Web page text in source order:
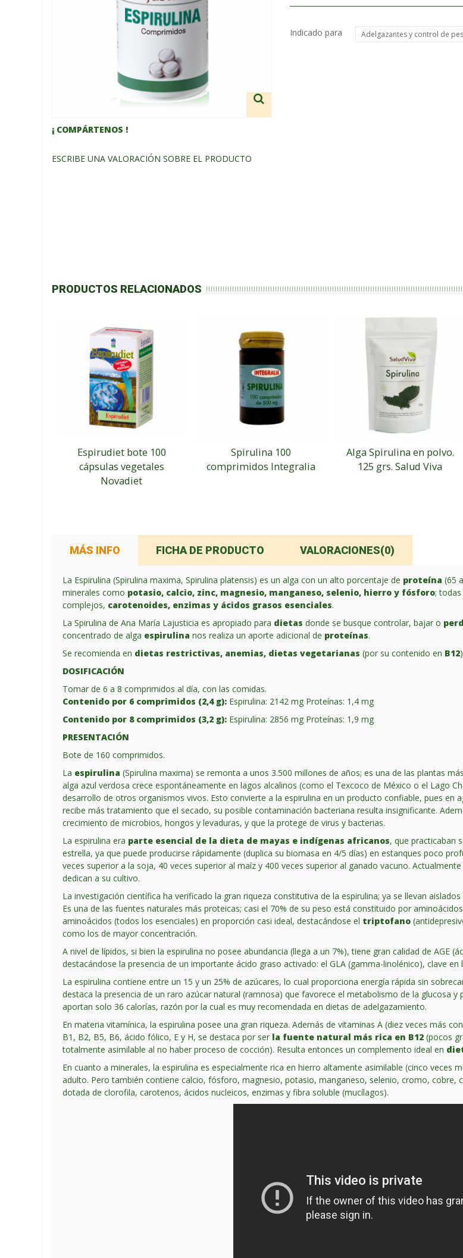
¡ COMPÁRTENOS !
ESCRIBE UNA VALORACIÓN SOBRE EL PRODUCTO
Indicado para Adelgazantes y control de
PRODUCTOS RELACIONADOS
Espirudiet bote 100
cápsulas vegetales
Novadiet
Spirulina 100
comprimidos Integralia
Alga Spirulina en polvo.
125 grs. Salud Viva
MÁS INFO FICHA DE PRODUCTO VALORACIONES(0)
La Espirulina (Spirulina maxima, Spirulina platensis) es un alga con un alto porcentaje de proteína (65
minerales como potasio, calcio, zinc, magnesio, manganeso, selenio, hierro y fósforo;
complejos, carotenoides, enzimas y ácidos grasos esenciales.
La Spirulina de Ana María Lajusticia es apropiado para dietas donde se busque controlar, bajar o
concentrado de alga espirulina nos realiza un aporte adicional de proteínas.
Se recomienda en dietas restrictivas, anemias, dietas vegetarianas (por su contenido en B12
DOSIFICACIÓN
Tomar de 6 a 8 comprimidos al día, con las comidas.
Contenido por 6 comprimidos (2,4 g): Espirulina: 2142 mg Proteínas: 1,4 mg
Contenido por 8 comprimidos (3,2 g): Espirulina: 2856 mg Proteínas: 1,9 mg
PRESENTACIÓN
Bote de 160 comprimidos.
La espirulina (Spirulina maxima) se remonta a unos 3.500 millones de años; es una de las plantas
alga azul verdosa crece espontáneamente en lagos alcalinos (como el Texcoco de México o el Lago
desarrollo de otros organismos vivos. Esto convierte a la espirulina en un producto confiable, pues en
recibe más tratamiento que el secado, su posible contaminación bacteriana resulta insignificante.
crecimiento de microbios, hongos y levaduras, y que la protege de virus y bacterias.
La espirulina era parte esencial de la dieta de mayas e indígenas africanos, que practicaban
estrella, ya que puede producirse rápidamente (duplica su biomasa en 4/5 días) en estanques poco
veces superior a la soja, 40 veces superior al maíz y 400 veces superior al ganado vacuno.
dedican a su cultivo.
La investigación científica ha verificado la gran riqueza constitutiva de la espirulina; ya se llevan
Es una de las fuentes naturales más proteicas; casi el 70% de su peso está constituido por
aminoácidos (todos los esenciales) en proporción casi ideal, destacándose el triptofano
como los de mayor concentración.
A nivel de lípidos, si bien la espirulina no posee abundancia (llega a un 7%), tiene gran calidad de AGE
destacándose la presencia de un importante ácido graso activado: el GLA (gamma-linolénico), clave en
La espirulina contiene entre un 15 y un 25% de azúcares, lo cual proporciona energía rápida sin
destaca la presencia de un raro azúcar natural (ramnosa) que favorece el metabolismo de la glucosa
aportan solo 36 calorías, razón por la cual es muy recomendada en dietas de adelgazamiento.
En materia vitamínica, la espirulina posee una gran riqueza. Además de vitaminas A (diez veces más
B1, B2, B5, B6, ácido fólico, E y H, se destaca por ser la fuente natural más rica en B12 (pocos
totalmente asimilable al no haber proceso de cocción). Resulta entonces un complemento ideal en
En cuanto a minerales, la espirulina es especialmente rica en hierro altamente asimilable (cinco veces
adulto. Pero también contiene calcio, fósforo, magnesio, potasio, manganeso, selenio, cromo, cobre,
dotada de clorofila, carotenos, ácidos nucleicos, enzimas y fibra soluble (mucílagos).